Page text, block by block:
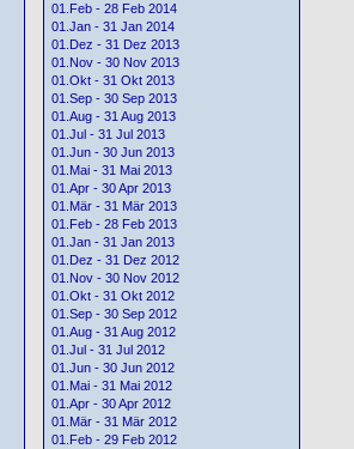
01.Feb - 28 Feb 2014
01.Jan - 31 Jan 2014
01.Dez - 31 Dez 2013
01.Nov - 30 Nov 2013
01.Okt - 31 Okt 2013
01.Sep - 30 Sep 2013
01.Aug - 31 Aug 2013
01.Jul - 31 Jul 2013
01.Jun - 30 Jun 2013
01.Mai - 31 Mai 2013
01.Apr - 30 Apr 2013
01.Mär - 31 Mär 2013
01.Feb - 28 Feb 2013
01.Jan - 31 Jan 2013
01.Dez - 31 Dez 2012
01.Nov - 30 Nov 2012
01.Okt - 31 Okt 2012
01.Sep - 30 Sep 2012
01.Aug - 31 Aug 2012
01.Jul - 31 Jul 2012
01.Jun - 30 Jun 2012
01.Mai - 31 Mai 2012
01.Apr - 30 Apr 2012
01.Mär - 31 Mär 2012
01.Feb - 29 Feb 2012